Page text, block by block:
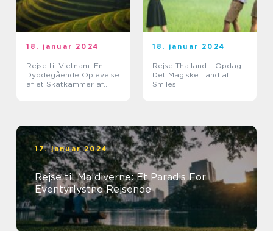
18. januar 2024
Rejse til Vietnam: En
Dybdegående Oplevelse
af et Skatkammer af
18. januar 2024
Rejse Thailand – Opdag
Det Magiske Land af
Smiles
17. januar 2024
Rejse til Maldiverne: Et Paradis For
Eventyrlystne Rejsende